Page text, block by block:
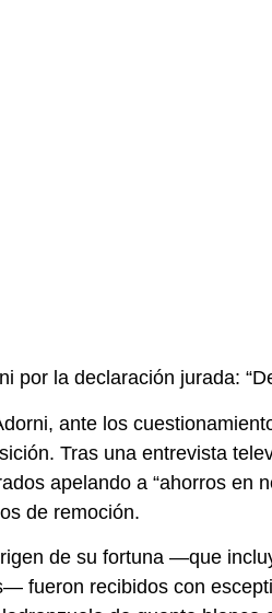
por la declaración jurada:
ante los
Tras una entrevista
apelando a “ahorros en
de remoción.
de su fortuna —que
fueron recibidos con